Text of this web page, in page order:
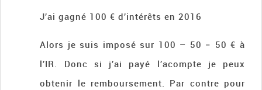
J’ai gagné 100 € d’intérêts en 2016
Alors je suis imposé sur 100 – 50 = 50 € à
l’IR. Donc si j’ai payé l’acompte je peux
obtenir le remboursement. Par contre pour